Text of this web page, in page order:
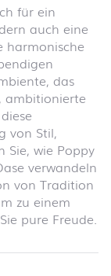
für ein
auch eine
harmonische
das
ambitionierte
von Stil,
Sie, wie Poppy
verwandeln
von Tradition
zu einem
pure Freude.